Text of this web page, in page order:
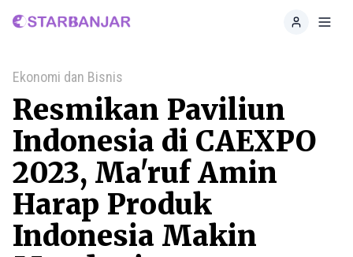
Home
Ekonomi dan Bisnis
Resmikan Paviliun
Indonesia di CAEXPO
2023, Ma'ruf Amin
Harap Produk
Indonesia Makin